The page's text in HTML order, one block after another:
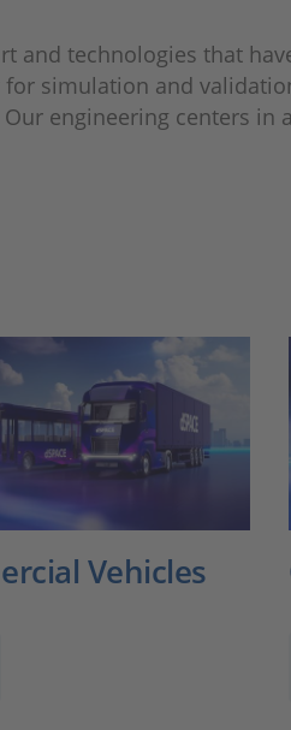
technologies that
simulation and
engineering centers
Vehicles